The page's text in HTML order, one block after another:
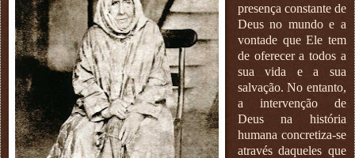
presença constante de
Deus no mundo e a
vontade que Ele tem
de oferecer a todos a
sua vida e a sua
salvação. No entanto,
a intervenção de
Deus na história
humana concretiza-se
através daqueles que